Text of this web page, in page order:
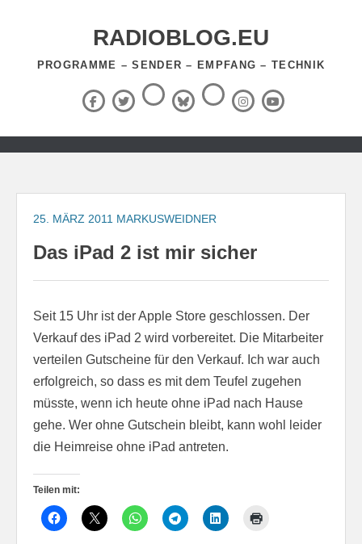
RADIOBLOG.EU
PROGRAMME – SENDER – EMPFANG – TECHNIK
Facebook
X
(Twitter)
ThreadsBlueSky
RSS-
Feed InstagramYouTube
Zum
springen
25. MÄRZ 2011 MARKUSWEIDNER
Das iPad 2 ist mir sicher
Seit 15 Uhr ist der Apple Store geschlossen. Der
Verkauf des iPad 2 wird vorbereitet. Die Mitarbeiter
verteilen Gutscheine für den Verkauf. Ich war auch
erfolgreich, so dass es mit dem Teufel zugehen
müsste, wenn ich heute ohne iPad nach Hause
gehe. Wer ohne Gutschein bleibt, kann wohl leider
die Heimreise ohne iPad antreten.
Teilen mit: